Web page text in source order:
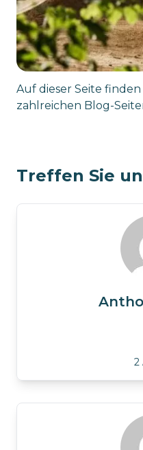
Auf dieser Seite
zahlreichen Blog-
Treffen Sie
2